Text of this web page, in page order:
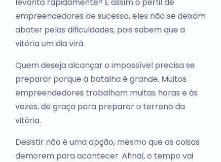
empreendedores de sucesso, eles não se deixam
abater pelas dificuldades, pois sabem que a
vitória um dia virá.
Quem deseja alcançar o impossível precisa se
preparar porque a batalha é grande. Muitos
empreendedores trabalham muitas horas e às
vezes, de graça para preparar o terreno da
vitória.
Desistir não é uma opção, mesmo que as coisas
demorem para acontecer. Afinal, o tempo vai